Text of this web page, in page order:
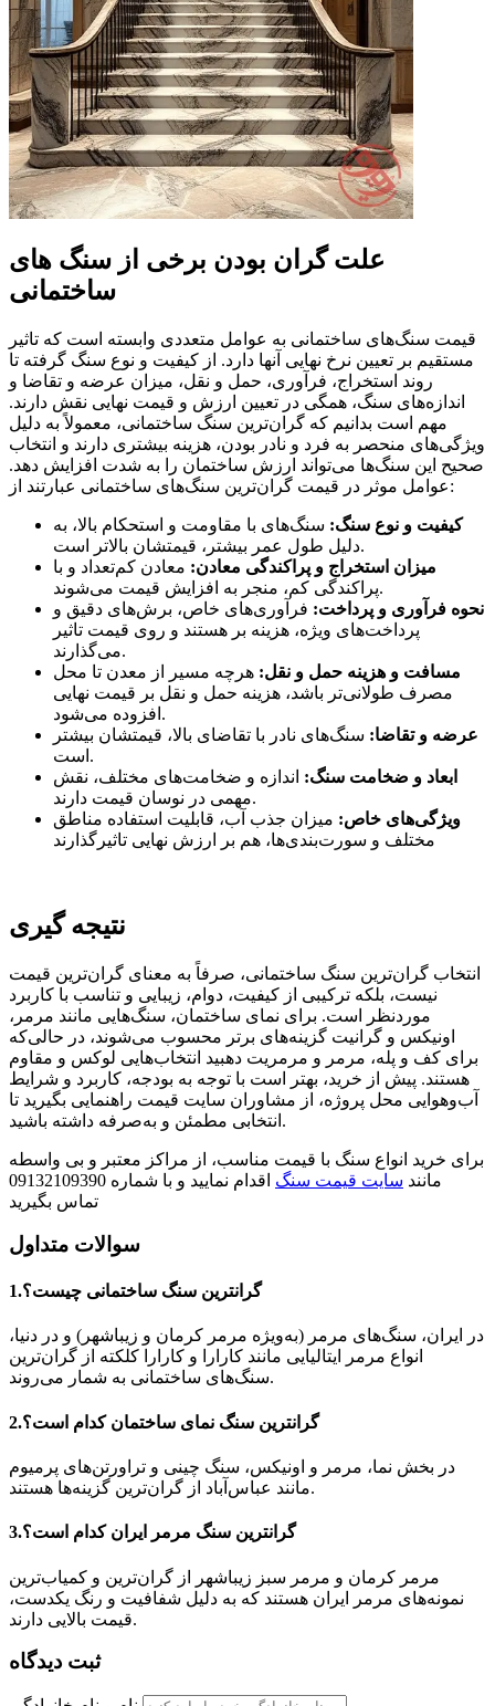
علت گران بودن برخی از سنگ های
ساختمانی
قیمت سنگ‌های ساختمانی به عوامل متعددی وابسته است که تاثیر
مستقیم بر تعیین نرخ نهایی آنها دارد. از کیفیت و نوع سنگ گرفته تا
روند استخراج، فرآوری، حمل و نقل، میزان عرضه و تقاضا و
اندازه‌های سنگ، همگی در تعیین ارزش و قیمت نهایی نقش دارند.
مهم است بدانیم که گران‌ترین سنگ‌ ساختمانی، معمولاً به دلیل
ویژگی‌های منحصر به فرد و نادر بودن، هزینه بیشتری دارند و انتخاب
صحیح این سنگ‌ها می‌تواند ارزش ساختمان را به شدت افزایش دهد.
عوامل موثر در قیمت گران‌ترین سنگ‌های ساختمانی عبارتند از:
کیفیت و نوع سنگ: سنگ‌های با مقاومت و استحکام بالا، به
دلیل طول عمر بیشتر، قیمتشان بالاتر است.
میزان استخراج و پراکندگی معادن: معادن کم‌تعداد و با
پراکندگی کم، منجر به افزایش قیمت می‌شوند.
نحوه فرآوری و پرداخت: فرآوری‌های خاص، برش‌های دقیق و
پرداخت‌های ویژه، هزینه بر هستند و روی قیمت تاثیر
می‌گذارند.
مسافت و هزینه حمل و نقل: هرچه مسیر از معدن تا محل
مصرف طولانی‌تر باشد، هزینه حمل و نقل بر قیمت نهایی
افزوده می‌شود.
عرضه و تقاضا: سنگ‌های نادر با تقاضای بالا، قیمتشان بیشتر
است.
ابعاد و ضخامت سنگ: اندازه و ضخامت‌های مختلف، نقش
مهمی در نوسان قیمت دارند.
ویژگی‌های خاص: میزان جذب آب، قابلیت استفاده مناطق
مختلف و سورت‌بندی‌ها، هم بر ارزش نهایی تاثیرگذارند
نتیجه گیری
انتخاب گران‌ترین سنگ ساختمانی، صرفاً به معنای گران‌ترین قیمت
نیست، بلکه ترکیبی از کیفیت، دوام، زیبایی و تناسب با کاربرد
موردنظر است. برای نمای ساختمان، سنگ‌هایی مانند مرمر،
اونیکس و گرانیت گزینه‌های برتر محسوب می‌شوند، در حالی‌که
برای کف و پله، مرمر و مرمریت دهبید انتخاب‌هایی لوکس و مقاوم
هستند. پیش از خرید، بهتر است با توجه به بودجه، کاربرد و شرایط
آب‌وهوایی محل پروژه، از مشاوران سایت قیمت راهنمایی بگیرید تا
انتخابی مطمئن و به‌صرفه داشته باشید.
برای خرید انواع سنگ با قیمت مناسب، از مراکز معتبر و بی واسطه
مانند سایت قیمت سنگ
اقدام نمایید و با شماره 09132109390
تماس بگیرید
سوالات متداول
1.گرانترین سنگ ساختمانی چیست؟
در ایران، سنگ‌های مرمر (به‌ویژه مرمر کرمان و زیباشهر) و در دنیا،
انواع مرمر ایتالیایی مانند کارارا و کارارا کلکته از گران‌ترین
سنگ‌های ساختمانی به شمار می‌روند.
2.گرانترین سنگ نمای ساختمان کدام است؟
در بخش نما، مرمر و اونیکس، سنگ چینی و تراورتن‌های پرمیوم
مانند عباس‌آباد از گران‌ترین گزینه‌ها هستند.
3.گرانترین سنگ مرمر ایران کدام است؟
مرمر کرمان و مرمر سبز زیباشهر از گران‌ترین و کمیاب‌ترین
نمونه‌های مرمر ایران هستند که به دلیل شفافیت و رنگ یکدست،
قیمت بالایی دارند.
ثبت دیدگاه